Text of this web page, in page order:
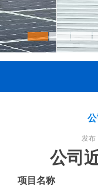
发布
公司
项目名称